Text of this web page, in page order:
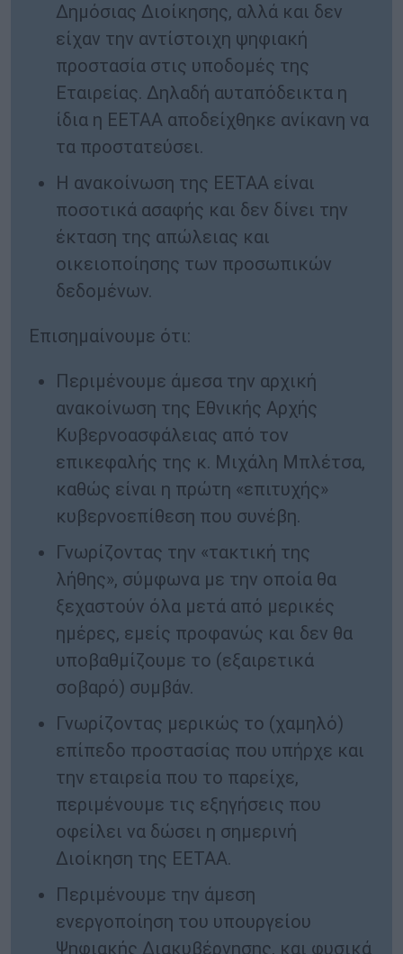
Δημόσιας Διοίκησης, αλλά και δεν
είχαν την αντίστοιχη ψηφιακή
προστασία στις υποδομές της
Εταιρείας. Δηλαδή αυταπόδεικτα η
ίδια η ΕΕΤΑΑ αποδείχθηκε ανίκανη να
τα προστατεύσει.
Η ανακοίνωση της ΕΕΤΑΑ είναι
ποσοτικά ασαφής και δεν δίνει την
έκταση της απώλειας και
οικειοποίησης των προσωπικών
δεδομένων.
Επισημαίνουμε ότι:
Περιμένουμε άμεσα την αρχική
ανακοίνωση της Εθνικής Αρχής
Κυβερνοασφάλειας από τον
επικεφαλής της κ. Μιχάλη Μπλέτσα,
καθώς είναι η πρώτη «επιτυχής»
κυβερνοεπίθεση που συνέβη.
Γνωρίζοντας την «τακτική της
λήθης», σύμφωνα με την οποία θα
ξεχαστούν όλα μετά από μερικές
ημέρες, εμείς προφανώς και δεν θα
υποβαθμίζουμε το (εξαιρετικά
σοβαρό) συμβάν.
Γνωρίζοντας μερικώς το (χαμηλό)
επίπεδο προστασίας που υπήρχε και
την εταιρεία που το παρείχε,
περιμένουμε τις εξηγήσεις που
οφείλει να δώσει η σημερινή
Διοίκηση της ΕΕΤΑΑ.
Περιμένουμε την άμεση
ενεργοποίηση του υπουργείου
Ψηφιακής Διακυβέρνησης, και φυσικά